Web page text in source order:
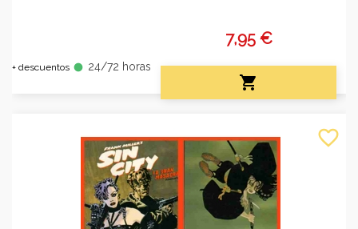
+ descuentos fiber_manual_record 24/72 horas
7,95 €

favorite_border